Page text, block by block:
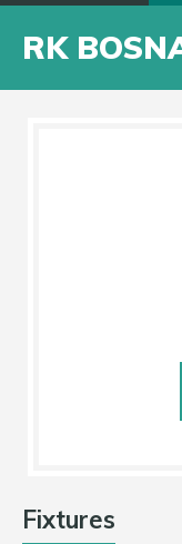
RK
Fixtures